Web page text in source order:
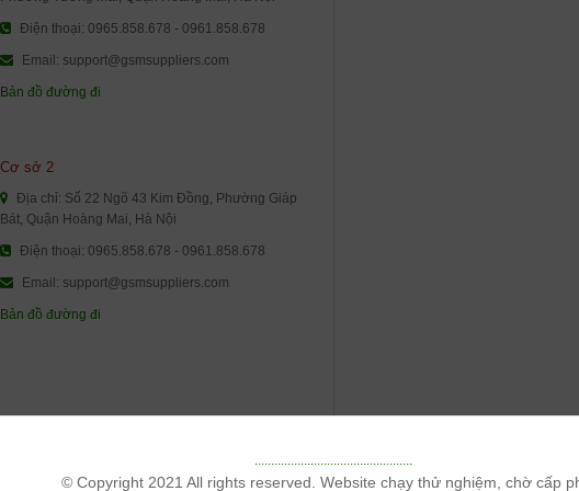
Điện thoại: 0965.858.678 - 0961.858.678
Email: support@gsmsuppliers.com
Bản đồ đường đi
Cơ sở 2
Địa chỉ: Số 22 Ngõ 43 Kim Đồng, Phường Giáp
Bát, Quận Hoàng Mai, Hà Nội
Điện thoại: 0965.858.678 - 0961.858.678
Email: support@gsmsuppliers.com
Bản đồ đường đi
................................................
© Copyright 2021 All rights reserved. Website chạy thử nghiệm, chờ cấp